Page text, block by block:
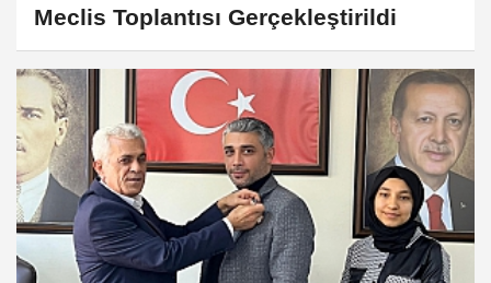
Meclis Toplantısı Gerçekleştirildi